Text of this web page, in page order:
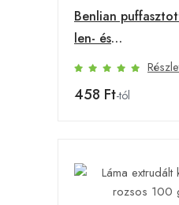
Benlian
len- és
458 Ft-tól